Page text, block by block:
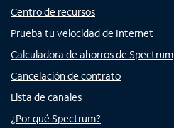
Centro de recursos
Prueba tu velocidad de Internet
Calculadora de ahorros de Spectrum
Cancelación de contrato
Lista de canales
¿Por qué Spectrum?